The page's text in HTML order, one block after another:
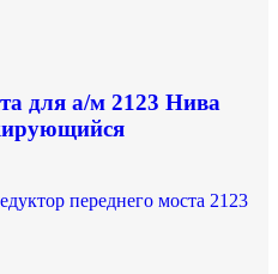
для а/м 2123 Нива
переднего моста 2123